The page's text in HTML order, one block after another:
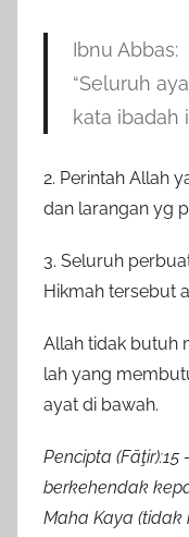
Ibnu Abbas:
“Seluruh
kata ibadah
2. Perintah Allah
dan larangan yg
3. Seluruh
Hikmah tersebut
Allah tidak butuh
lah yang
ayat di bawah.
Pencipta
berkehendak
Maha Kaya (tidak